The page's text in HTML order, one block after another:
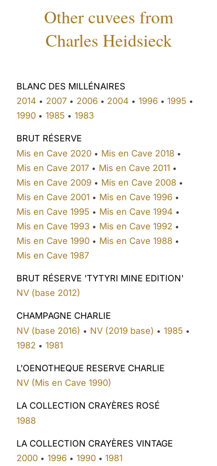
Other cuvees from
Charles Heidsieck
BLANC DES MILLÉNAIRES
2014 • 2007• 2006 • 2004 • 1996 • 1995 •
1990 • 1985 • 1983
BRUT RÉSERVE
Mis en Cave 2020 • Mis en Cave 2018 •
Mis en Cave 2017 • Mis en Cave 2011 •
Mis en Cave 2009 • Mis en Cave 2008 •
Mis en Cave 2001 • Mis en Cave 1996 •
Mis en Cave 1995 • Mis en Cave 1994 •
Mis en Cave 1993 • Mis en Cave 1992 •
Mis en Cave 1990 • Mis en Cave 1988 •
Mis en Cave 1987
BRUT RÉSERVE 'TYTYRI MINE EDITION'
NV (base 2012)
CHAMPAGNE CHARLIE
NV (base 2016) • NV (2019 base) • 1985 •
1982 • 1981
L'OENOTHEQUE RESERVE CHARLIE
NV (Mis en Cave 1990)
LA COLLECTION CRAYÈRES ROSÉ
1988
LA COLLECTION CRAYÈRES VINTAGE
2000 • 1996 • 1990• 1981